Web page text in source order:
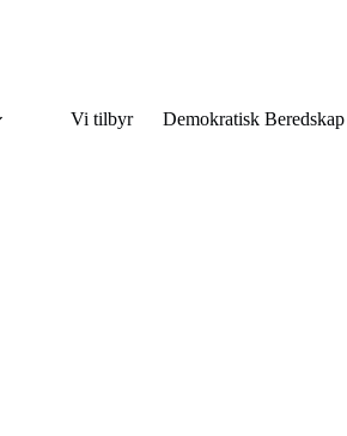
Vi tilbyr Demokratisk Beredskap